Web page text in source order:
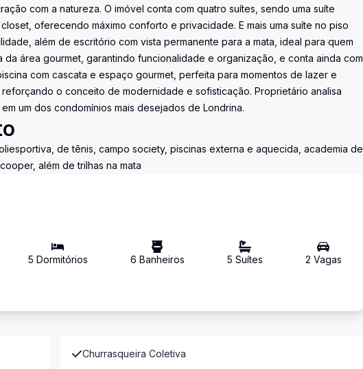
com a natureza. O imóvel conta com quatro suítes, sendo uma suíte
oferecendo máximo conforto e privacidade. E mais uma suíte no piso
além de escritório com vista permanente para a mata, ideal para quem
área gourmet, garantindo funcionalidade e organização, e conta ainda com
com cascata e espaço gourmet, perfeita para momentos de lazer e
o conceito de modernidade e sofisticação. Proprietário analisa
um dos condomínios mais desejados de Londrina.
de tênis, campo society, piscinas externa e aquecida, academia de
além de trilhas na mata
5 Dormitórios 6 Banheiros 5 Suítes 2 Vagas
Churrasqueira Coletiva